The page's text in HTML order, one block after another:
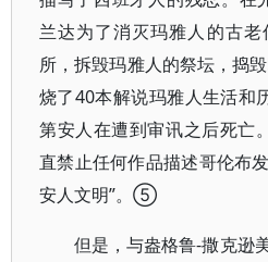
兰达为了消灭玛雅人的古
所，拆毁玛雅人的祭坛，捣
烧了40本解说玛雅人生活和
第安人在遭到审讯之后死亡
直禁止任何作品描述哥伦布
安人文明”。⑤
但是，与盎格鲁-撒克逊